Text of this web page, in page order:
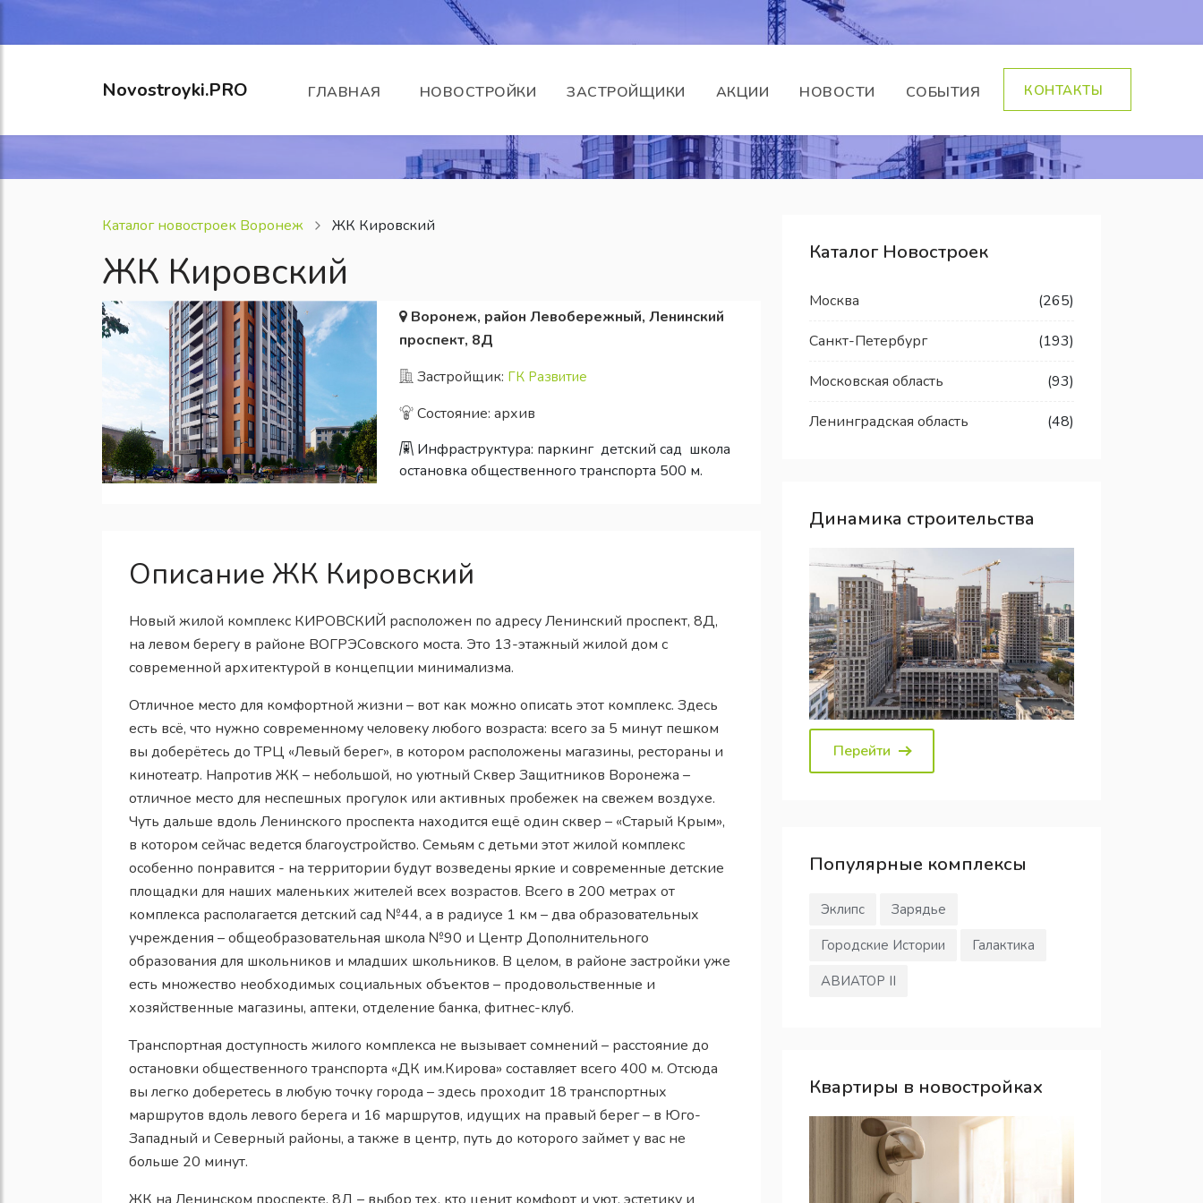
Novostroyki.PRO ГЛАВНАЯ НОВОСТРОЙКИ ЗАСТРОЙЩИКИ АКЦИИ НОВОСТИ СОБЫТИЯ КОНТАКТЫ
Каталог новостроек Воронеж ЖК Кировский
ЖК Кировский
Воронеж, район Левобережный, Ленинский
проспект, 8Д
Застройщик: ГК Развитие
Состояние: архив
Инфраструктура: паркинг детский сад школа
остановка общественного транспорта 500 м.
Описание ЖК Кировский
Новый жилой комплекс КИРОВСКИЙ расположен по адресу Ленинский проспект, 8Д,
на левом берегу в районе ВОГРЭСовского моста. Это 13-этажный жилой дом с
современной архитектурой в концепции минимализма.
Отличное место для комфортной жизни – вот как можно описать этот комплекс. Здесь
есть всё, что нужно современному человеку любого возраста: всего за 5 минут пешком
вы доберётесь до ТРЦ «Левый берег», в котором расположены магазины, рестораны и
кинотеатр. Напротив ЖК – небольшой, но уютный Сквер Защитников Воронежа –
отличное место для неспешных прогулок или активных пробежек на свежем воздухе.
Чуть дальше вдоль Ленинского проспекта находится ещё один сквер – «Старый Крым»,
в котором сейчас ведется благоустройство. Семьям с детьми этот жилой комплекс
особенно понравится - на территории будут возведены яркие и современные детские
площадки для наших маленьких жителей всех возрастов. Всего в 200 метрах от
комплекса располагается детский сад №44, а в радиусе 1 км – два образовательных
учреждения – общеобразовательная школа №90 и Центр Дополнительного
образования для школьников и младших школьников. В целом, в районе застройки уже
есть множество необходимых социальных объектов – продовольственные и
хозяйственные магазины, аптеки, отделение банка, фитнес-клуб.
Транспортная доступность жилого комплекса не вызывает сомнений – расстояние до
остановки общественного транспорта «ДК им.Кирова» составляет всего 400 м. Отсюда
вы легко доберетесь в любую точку города – здесь проходит 18 транспортных
маршрутов вдоль левого берега и 16 маршрутов, идущих на правый берег – в Юго-
Западный и Северный районы, а также в центр, путь до которого займет у вас не
больше 20 минут.
Каталог Новостроек
Москва (265)
Санкт-Петербург (193)
Московская область (93)
Ленинградская область (48)
Динамика строительства
Перейти
Популярные комплексы
Эклипс
Зарядье
Городские Истории
Галактика
АВИАТОР II
Квартиры в новостройках